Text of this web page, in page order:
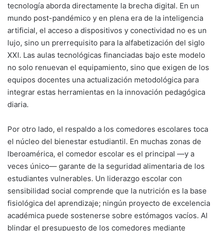
tecnología aborda directamente la brecha digital. En un
mundo post-pandémico y en plena era de la inteligencia
artificial, el acceso a dispositivos y conectividad no es un
lujo, sino un prerrequisito para la alfabetización del siglo
XXI. Las aulas tecnológicas financiadas bajo este modelo
no solo renuevan el equipamiento, sino que exigen de los
equipos docentes una actualización metodológica para
integrar estas herramientas en la innovación pedagógica
diaria.
Por otro lado, el respaldo a los comedores escolares toca
el núcleo del bienestar estudiantil. En muchas zonas de
Iberoamérica, el comedor escolar es el principal —y a
veces único— garante de la seguridad alimentaria de los
estudiantes vulnerables. Un liderazgo escolar con
sensibilidad social comprende que la nutrición es la base
fisiológica del aprendizaje; ningún proyecto de excelencia
académica puede sostenerse sobre estómagos vacíos. Al
blindar el presupuesto de los comedores mediante